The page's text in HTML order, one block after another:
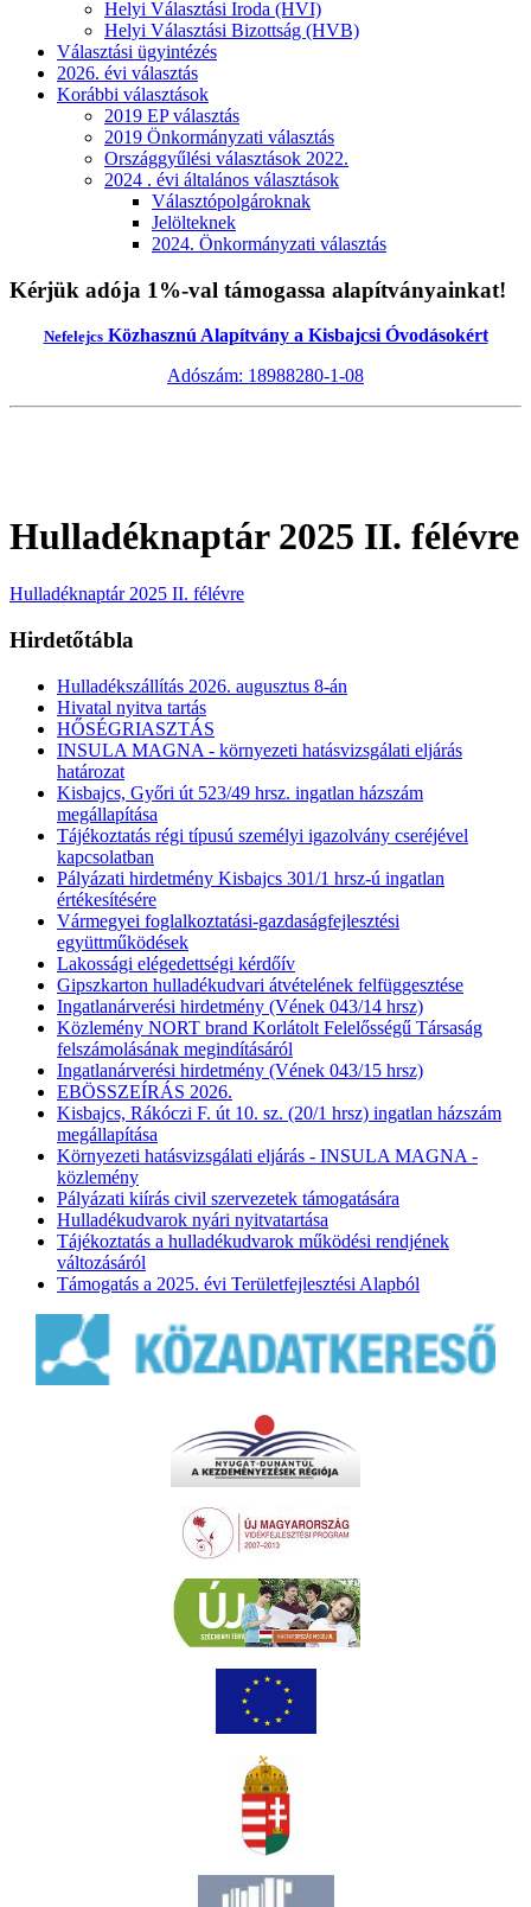
Helyi Választási Iroda (HVI)
Helyi Választási Bizottság (HVB)
Választási ügyintézés
2026. évi választás
Korábbi választások
2019 EP választás
2019 Önkormányzati választás
Országgyűlési választások 2022.
2024 . évi általános választások
Választópolgároknak
Jelölteknek
2024. Önkormányzati választás
Kérjük adója 1%-val támogassa alapítványainkat!
NefelejcsKözhasznú Alapítvány a Kisbajcsi Óvodásokért
Adószám: 18988280-1-08
Hulladéknaptár 2025 II. félévre
Hulladéknaptár 2025 II. félévre
Hirdetőtábla
Hulladékszállítás 2026. augusztus 8-án
Hivatal nyitva tartás
HŐSÉGRIASZTÁS
INSULA MAGNA - környezeti hatásvizsgálati eljárás
határozat
Kisbajcs, Győri út 523/49 hrsz. ingatlan házszám
megállapítása
Tájékoztatás régi típusú személyi igazolvány cseréjével
kapcsolatban
Pályázati hirdetmény Kisbajcs 301/1 hrsz-ú ingatlan
értékesítésére
Vármegyei foglalkoztatási-gazdaságfejlesztési
együttműködések
Lakossági elégedettségi kérdőív
Gipszkarton hulladékudvari átvételének felfüggesztése
Ingatlanárverési hirdetmény (Vének 043/14 hrsz)
Közlemény NORT brand Korlátolt Felelősségű Társaság
felszámolásának megindításáról
Ingatlanárverési hirdetmény (Vének 043/15 hrsz)
EBÖSSZEÍRÁS 2026.
Kisbajcs, Rákóczi F. út 10. sz. (20/1 hrsz) ingatlan házszám
megállapítása
Környezeti hatásvizsgálati eljárás - INSULA MAGNA -
közlemény
Pályázati kiírás civil szervezetek támogatására
Hulladékudvarok nyári nyitvatartása
Tájékoztatás a hulladékudvarok működési rendjének
változásáról
Támogatás a 2025. évi Területfejlesztési Alapból